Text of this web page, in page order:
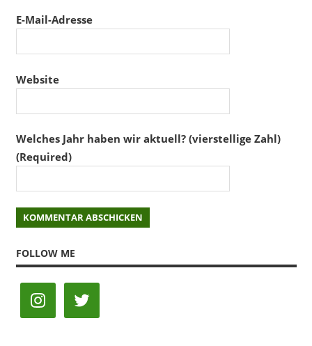
E-Mail-Adresse
Website
Welches Jahr haben wir aktuell? (vierstellige Zahl)
(Required)
FOLLOW ME